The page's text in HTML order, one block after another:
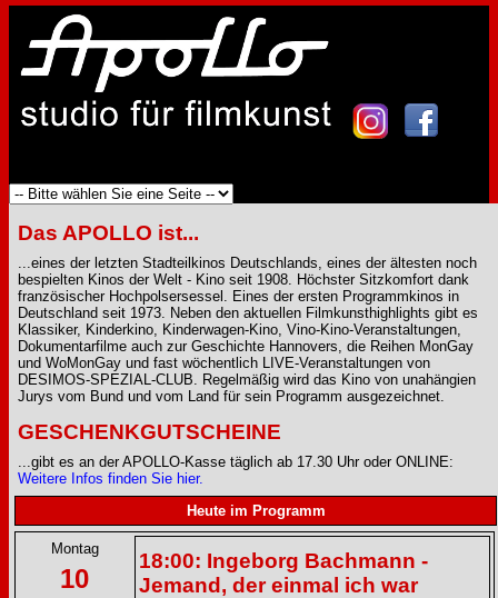
Das APOLLO ist...
...eines der letzten Stadteilkinos Deutschlands, eines der ältesten noch
bespielten Kinos der Welt - Kino seit 1908. Höchster Sitzkomfort dank
französischer Hochpolsersessel. Eines der ersten Programmkinos in
Deutschland seit 1973. Neben den aktuellen Filmkunsthighlights gibt es
Klassiker, Kinderkino, Kinderwagen-Kino, Vino-Kino-Veranstaltungen,
Dokumentarfilme auch zur Geschichte Hannovers, die Reihen MonGay
und WoMonGay und fast wöchentlich LIVE-Veranstaltungen von
DESIMOS-SPEZIAL-CLUB. Regelmäßig wird das Kino von unahängien
Jurys vom Bund und vom Land für sein Programm ausgezeichnet.
GESCHENKGUTSCHEINE
...gibt es an der APOLLO-Kasse täglich ab 17.30 Uhr oder ONLINE:
Weitere Infos finden Sie hier.
Heute im Programm
Montag
10
18:00: Ingeborg Bachmann -
Jemand, der einmal ich war